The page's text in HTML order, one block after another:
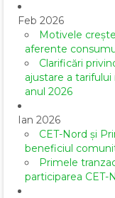
Feb 2026
Motivele
aferente
Clarificări
ajustare a
anul 2026
Ian 2026
CET-Nord și
beneficiul
Primele
participarea CET-